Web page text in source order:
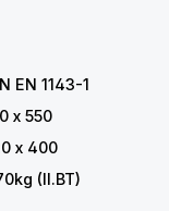
EN 1143-1
x 550
x 400
(II.BT)